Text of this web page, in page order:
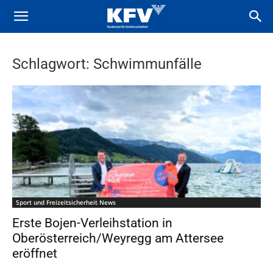
Schlagwort: Schwimmunfälle
Sport und Freizeitsicherheit News
Erste Bojen-Verleihstation in
Oberösterreich/Weyregg am Attersee
eröffnet